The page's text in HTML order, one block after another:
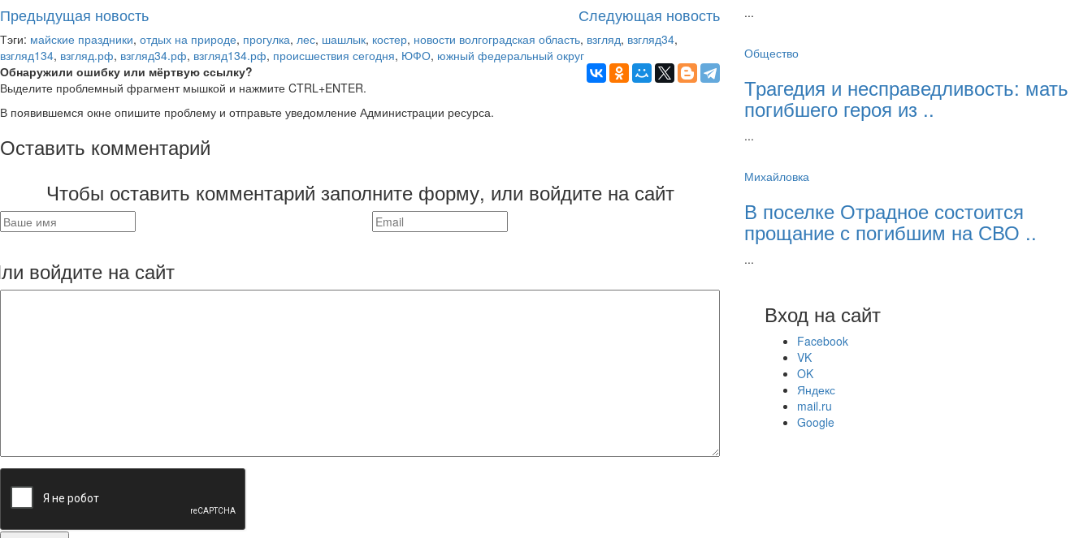
Предыдущая новость Следующая новость
Тэги: майские праздники, отдых на природе, прогулка, лес, шашлык, костер, новости волгоградская область, взгляд, взгляд34,
взгляд134, взгляд.рф, взгляд34.рф, взгляд134.рф, происшествия сегодня, ЮФО, южный федеральный округ
Обнаружили ошибку или мёртвую ссылку?
Выделите проблемный фрагмент мышкой и нажмите CTRL+ENTER.
В появившемся окне опишите проблему и отправьте уведомление Администрации ресурса.
Оставить комментарий
Чтобы оставить комментарий заполните форму, или войдите на сайт
войдите на сайт
...
Общество
Трагедия и несправедливость: мать
погибшего героя из ..
...
Михайловка
В поселке Отрадное состоится
прощание с погибшим на СВО ..
...
Вход на сайт
Facebook
VK
OK
Яндекс
mail.ru
Google